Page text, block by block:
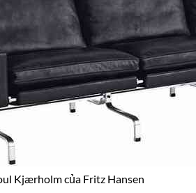
Kjærholm của Fritz Hansen